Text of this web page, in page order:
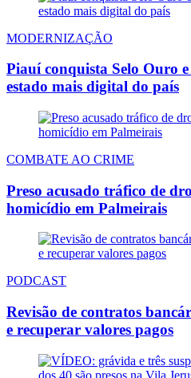
MODERNIZAÇÃO
Piauí conquista Selo Ouro e
estado mais digital do país
COMBATE AO CRIME
Preso acusado tráfico de
homicídio em Palmeirais
PODCAST
Revisão de contratos
e recuperar valores pagos